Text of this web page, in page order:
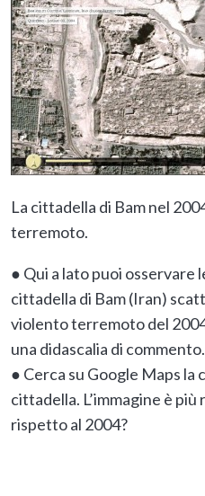
La cittadella di Bam nel
terremoto.
● Qui a lato puoi osservare
cittadella di Bam (Iran)
violento terremoto del
una didascalia di commento.
● Cerca su Google Maps la
cittadella. L’immagine è
rispetto al 2004?